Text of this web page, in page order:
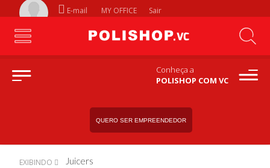
E-mail MY OFFICE Sair
Conheça a
POLISHOP COM VC
QUERO SER EMPREENDEDOR
EXIBINDO Juicers